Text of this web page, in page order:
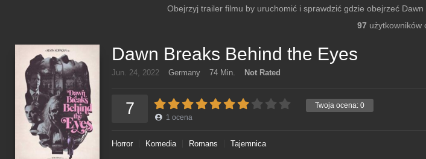
Obejrzyj trailer filmu by uruchomić i sprawdzić gdzie obejrzeć
97 użytkowników
Dawn Breaks Behind the Eyes
Jun. 24, 2022 Germany 74 Min. Not Rated
Twoja ocena: 0
7 1 ocena
Horror Komedia Romans Tajemnica